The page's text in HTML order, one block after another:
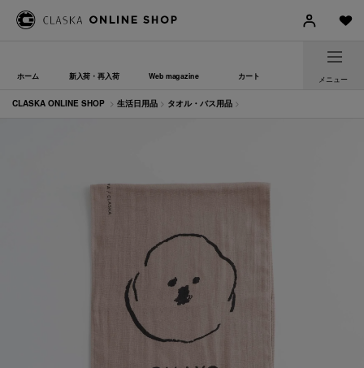
ホーム 新入荷・再入荷 Web magazine カート メニュー
CLASKA ONLINE SHOP > 生活日用品 > タオル・バス用品 >